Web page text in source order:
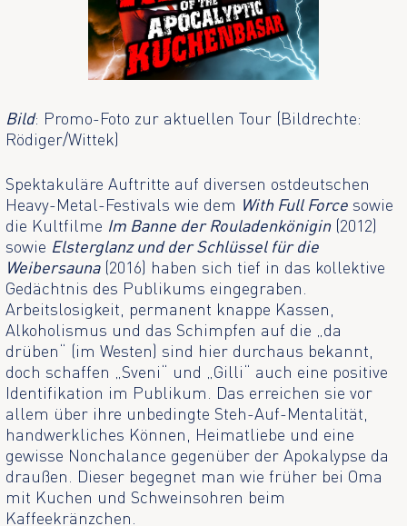
Bild: Promo-Foto zur aktuellen Tour (Bildrechte:
Rödiger/Wittek)
Spektakuläre Auftritte auf diversen ostdeutschen
Heavy-Metal-Festivals wie dem With Full Force sowie
die Kultfilme Im Banne der Rouladenkönigin(2012)
sowie Elsterglanz und der Schlüssel für die
Weibersauna(2016) haben sich tief in das kollektive
Gedächtnis des Publikums eingegraben.
Arbeitslosigkeit, permanent knappe Kassen,
Alkoholismus und das Schimpfen auf die „da
drüben“ (im Westen) sind hier durchaus bekannt,
doch schaffen „Sveni“ und „Gilli“ auch eine positive
Identifikation im Publikum. Das erreichen sie vor
allem über ihre unbedingte Steh-Auf-Mentalität,
handwerkliches Können, Heimatliebe und eine
gewisse Nonchalance gegenüber der Apokalypse da
draußen. Dieser begegnet man wie früher bei Oma
mit Kuchen und Schweinsohren beim
Kaffeekränzchen.